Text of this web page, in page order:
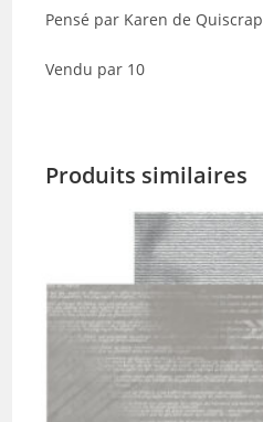
Pensé par Karen de Quiscrap
Vendu par 10
Produits similaires